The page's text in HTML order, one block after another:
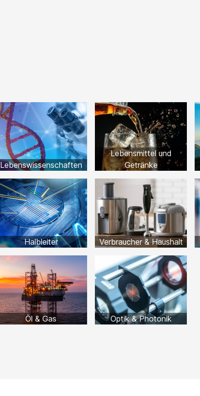
Lebenswissenschaften
Lebensmittel und
Getränke
Halbleiter Verbraucher & Haushalt
Öl & Gas Optik & Photonik